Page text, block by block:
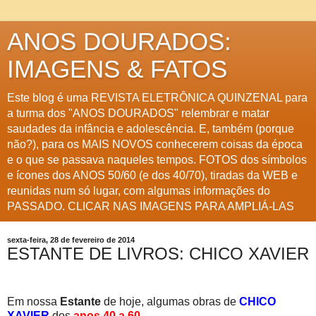
ANOS DOURADOS:
IMAGENS & FATOS
Este blog é uma REVISTA ELETRÔNICA QUINZENAL para
a turma dos "ANOS DOURADOS" relembrar e matar
saudades da infância e adolescência. E, também (porque
não?), para os MAIS NOVOS conhecerem coisas da época
e o que se passava naqueles tempos. FOTOS dos símbolos
e ícones dos ANOS 50/60 (e dos 40/70), tiradas da WEB e
reunidas num só lugar, com algumas informações do
PASSADO. CLICAR NAS IMAGENS PARA AMPLIÁ-LAS
sexta-feira, 28 de fevereiro de 2014
ESTANTE DE LIVROS: CHICO XAVIER
Em nossa Estante de hoje, algumas obras de CHICO